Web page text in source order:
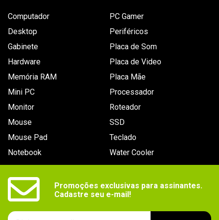
Computador
Desktop
Gabinete
Hardware
Memória RAM
Mini PC
Monitor
Mouse
Mouse Pad
Notebook
PC Gamer
Periféricos
Placa de Som
Placa de Video
Placa Mãe
Processador
Roteador
SSD
Teclado
Water Cooler
Promoções exclusivas para assinantes.
Cadastre seu e-mail!